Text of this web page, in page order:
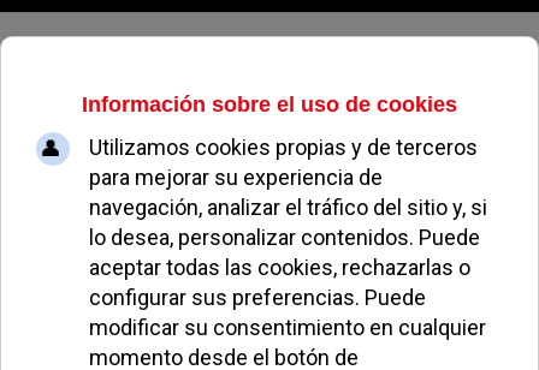
Sábado, 08 de agosto de 2026
Mrw
Dirección: AVDA. EUROPA 23 4
POZUELO DE ALARCON
Madrid
28224